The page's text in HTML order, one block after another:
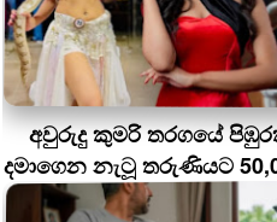
අවුරුදු කුමරි තරගයේ
දමාගෙන නැටූ තරුණියට